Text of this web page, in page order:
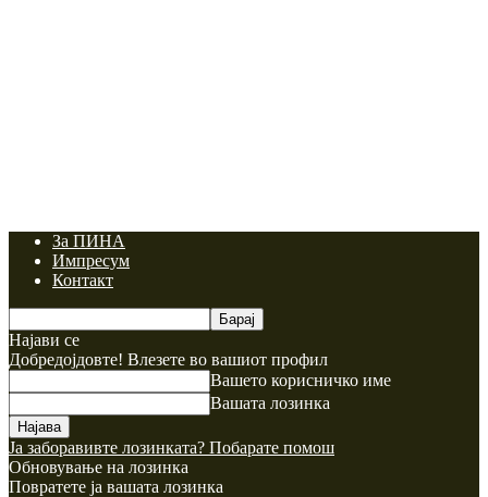
За ПИНА
Импресум
Контакт
Најави се
Добредојдовте! Влезете во вашиот профил
Вашето корисничко име
Вашата лозинка
Ја заборавивте лозинката? Побарате помош
Обновување на лозинка
Повратете ја вашата лозинка